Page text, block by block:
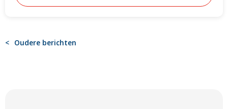
BERICHTENNAVIGATIE
Oudere berichten